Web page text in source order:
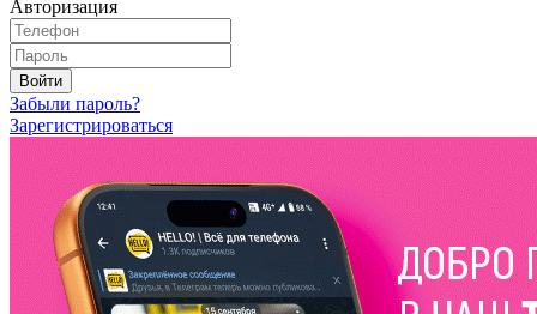
Авторизация
Войти
Забыли пароль?
Зарегистрироваться